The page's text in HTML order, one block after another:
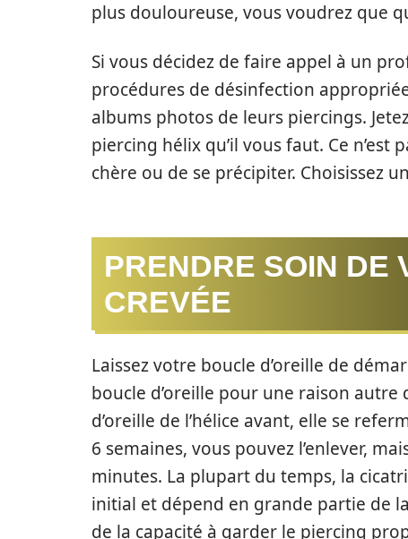
plus douloureuse, vous voudrez que
Si vous décidez de faire appel à un
procédures de désinfection
albums photos de leurs piercings.
piercing hélix qu’il vous faut. Ce
chère ou de se précipiter. Choisissez
PRENDRE SOIN DE
CREVÉE
Laissez votre boucle d’oreille de
boucle d’oreille pour une raison
d’oreille de l’hélice avant, elle se
6 semaines, vous pouvez l’enlever,
minutes. La plupart du temps, la
initial et dépend en grande partie de
de la capacité à garder le piercing